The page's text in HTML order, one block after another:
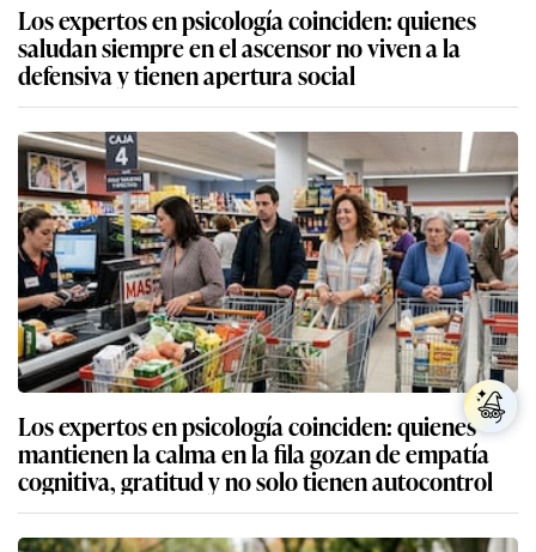
Los expertos en psicología coinciden: quienes
saludan siempre en el ascensor no viven a la
defensiva y tienen apertura social
Los expertos en psicología coinciden: quienes
mantienen la calma en la fila gozan de empatía
cognitiva, gratitud y no solo tienen autocontrol